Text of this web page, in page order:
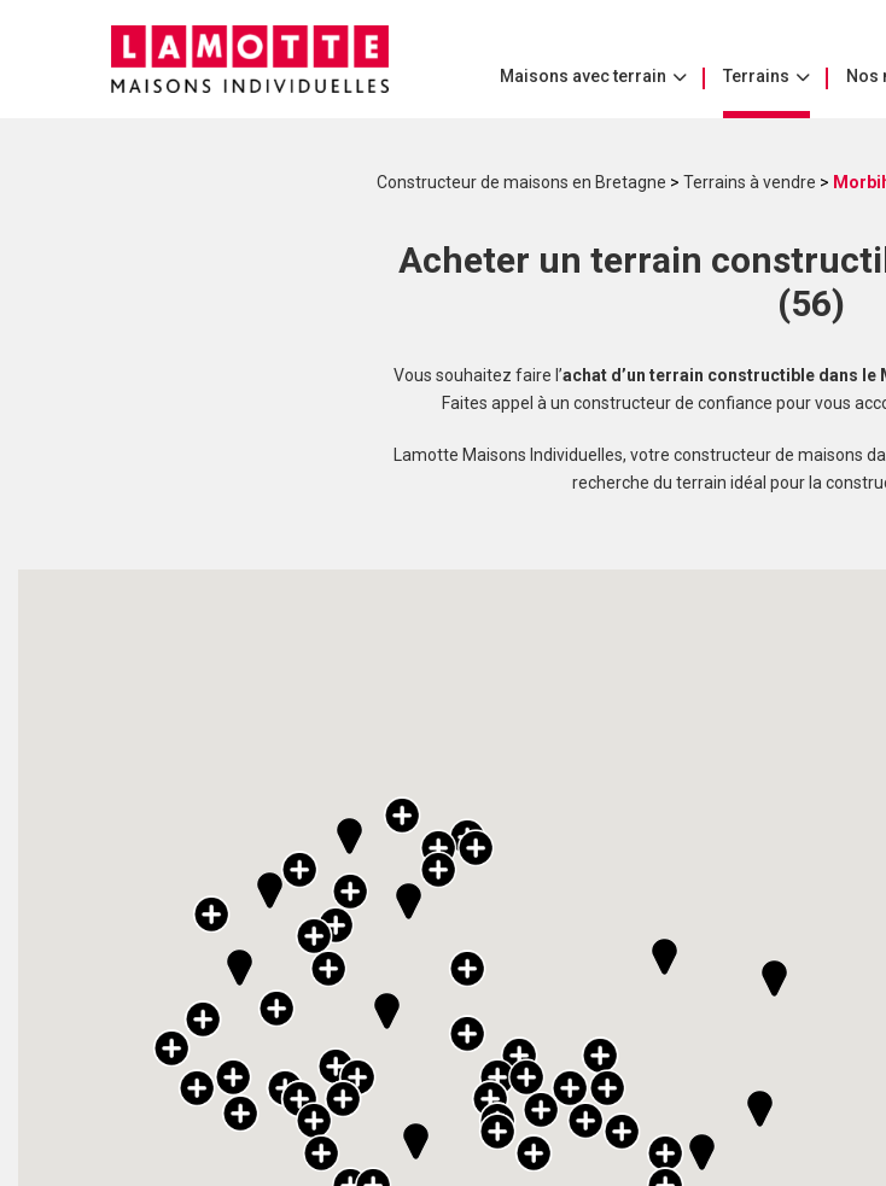
Maisons avec terrain Terrains Nos
Constructeur de maisons en Bretagne > Terrains à vendre >
Acheter un terrain
(56)
Vous souhaitez faire l’achat d’un terrain constructible dans le
Faites appel à un constructeur de confiance pour vous
Lamotte Maisons Individuelles, votre constructeur de maisons
recherche du terrain idéal pour la